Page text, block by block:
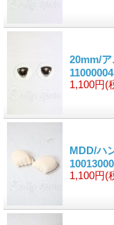
20mm/
1,100円(
MDD/ハ
1,100円(